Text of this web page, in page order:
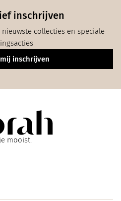
inschrijven
collecties en speciale
inschrijven
mooist.